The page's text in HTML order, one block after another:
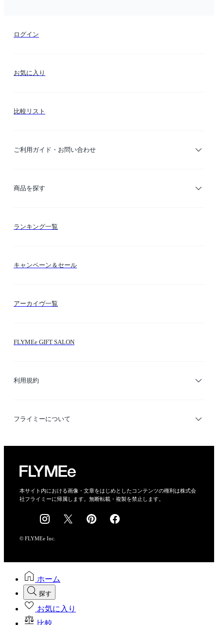
ログイン
お気に入り
比較リスト
ご利用ガイド・お問い合わせ
ご利用ガイド
商品を探す
カテゴリー検索
ランキング一覧
キャンペーン＆セール
アーカイヴ一覧
FLYMEe GIFT SALON
利用規約
利用規約
フライミーについて
会社概要
採用情報
本サイト内における画像・文章をはじめとしたコンテンツの権利は株式会
社フライミーに帰属します。無断転載・複製を禁止します。
© FLYMEe Inc.
ホーム
探す
お気に入り
比較